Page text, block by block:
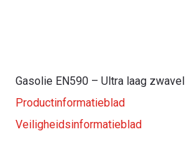
Gasolie EN590 – Ultra laag
Productinformatieblad
Veiligheidsinformatieblad